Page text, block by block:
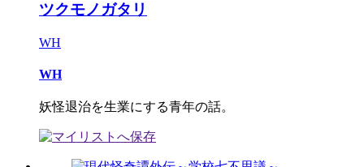
ツクモノガタリ
WH
WH
妖怪退治を生業にする青年の話。